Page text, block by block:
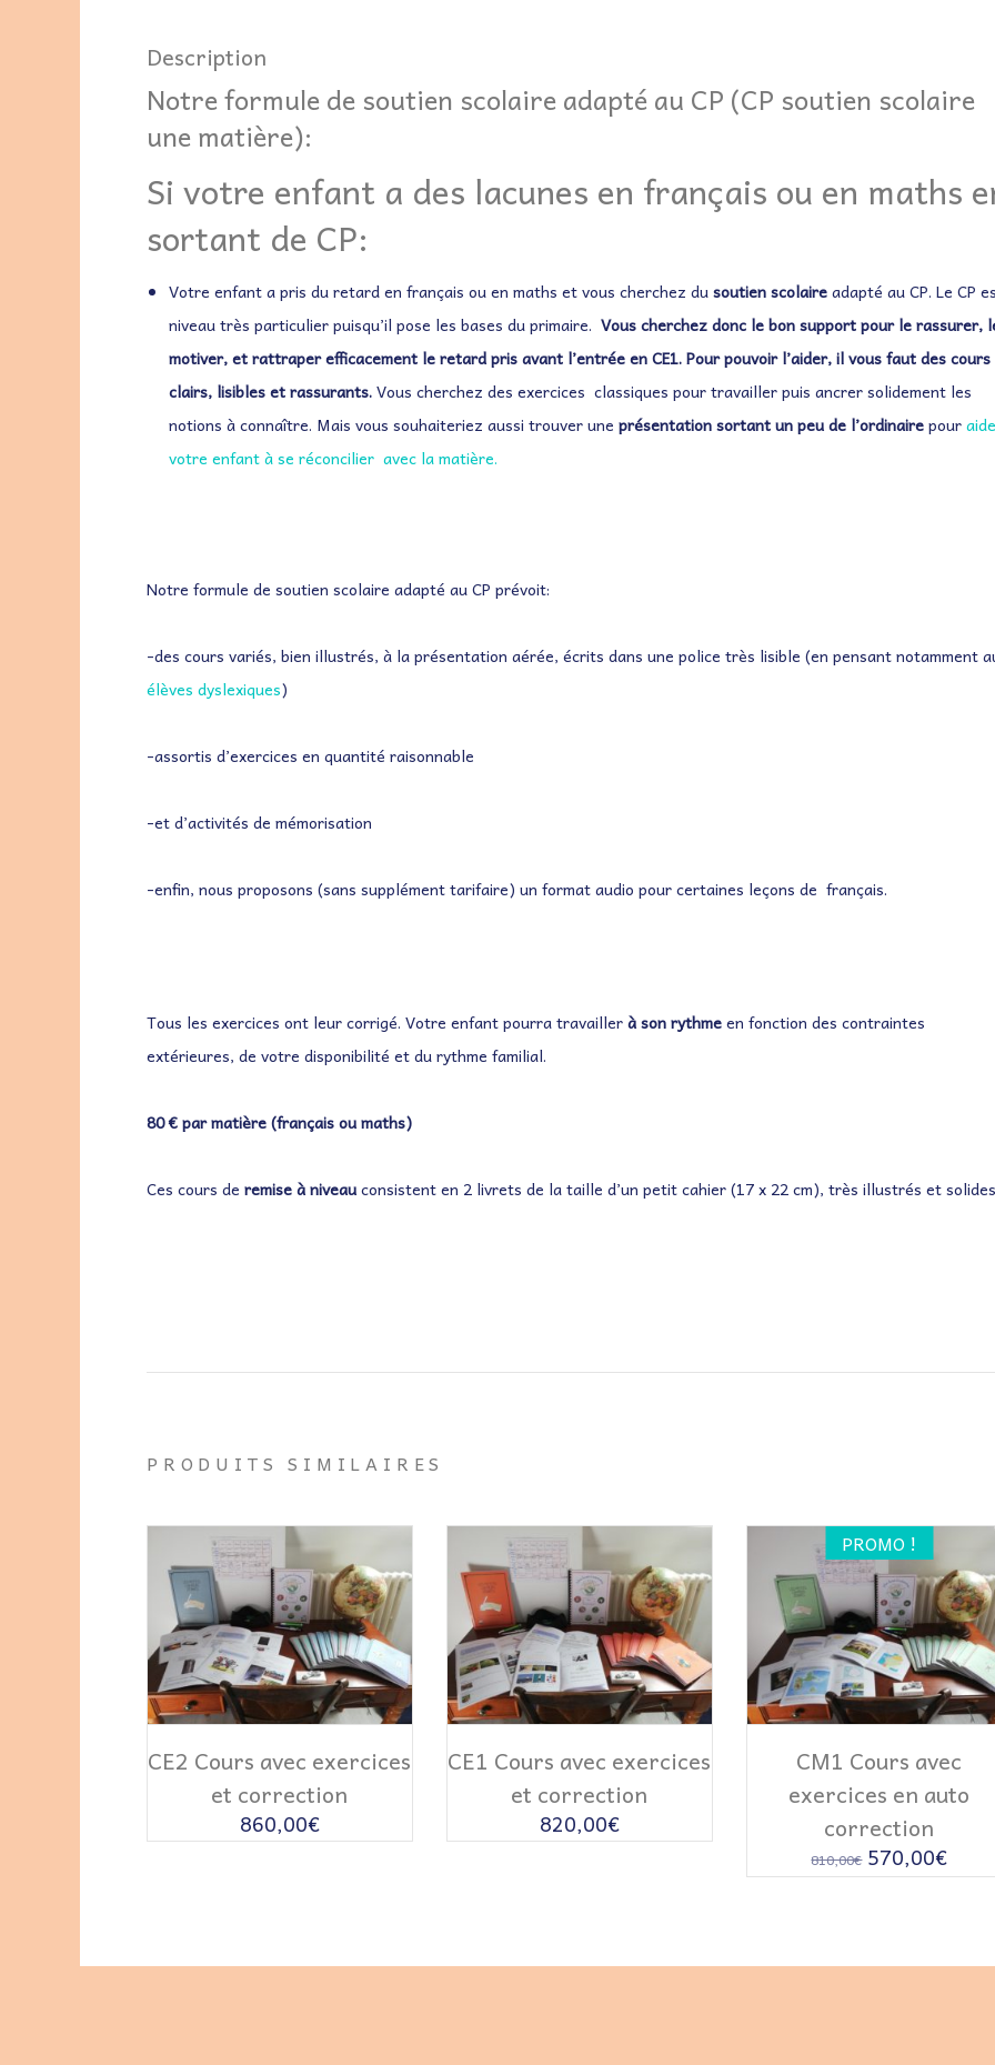
Description
Notre formule de soutien scolaire adapté au CP (CP soutien scolaire
une matière):
Si votre enfant a des lacunes en français ou en maths
sortant de CP:
Votre enfant a pris du retard en français ou en maths et vous cherchez dusoutien scolaireadapté au CP. Le CP
niveau très particulier puisqu’il pose les bases du primaire. Vous cherchez donc le bon support pour le rassurer,
motiver, et rattraper efficacement le retard pris avant l’entrée en CE1. Pour pouvoir l’aider, il vous faut des cours
clairs, lisibles et rassurants.Vous cherchez des exercices classiques pour travailler puis ancrer solidement les
notions à connaître. Mais vous souhaiteriez aussi trouver une présentation sortant un peu de l’ordinairepour
votre enfant à se réconcilier avec la matière.
Notre formule de soutien scolaire adapté au CP prévoit:
-des cours variés, bien illustrés, à la présentation aérée, écrits dans une police très lisible (en pensant notamment
élèves dyslexiques)
-assortis d’exercices en quantité raisonnable
-et d’activités de mémorisation
-enfin, nous proposons (sans supplément tarifaire) un format audio pour certaines leçons de français.
Tous les exercices ont leur corrigé. Votre enfant pourra travaillerà son rythmeen fonction des contraintes
extérieures, de votre disponibilité et du rythme familial.
80 € par matière (français ou maths)
Ces cours de remise à niveauconsistent en 2 livrets de la taille d’un petit cahier (17 x 22 cm), très illustrés et
PRODUITS SIMILAIRES
CE2 Cours avec exercices
et correction
860,00€
CE1 Cours avec exercices
et correction
820,00€
PROMO !
CM1 Cours avec
exercices en auto
correction
810,00€ Le
570,00€Le